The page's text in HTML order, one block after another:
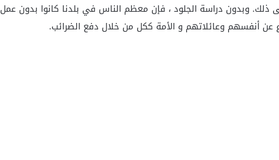
إلى ذلك. وبدون دراسة الجلود ، فإن معظم الناس في بلدنا كانوا بدون عمل
عن أنفسهم وعائلاتهم و الأمة ككل من خلال دفع الضرائب.